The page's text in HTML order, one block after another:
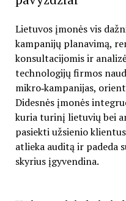
Lietuvos įmonės vis
kampanijų planavimą,
konsultacijomis ir
technologijų firmos
mikro‑kampanijas,
Didesnės įmonės
kuria turinį lietuvių bei
pasiekti užsienio
atlieka auditą ir padeda
skyrius įgyvendina.